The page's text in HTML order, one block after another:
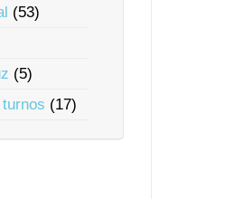
(53)
(5)
(17)